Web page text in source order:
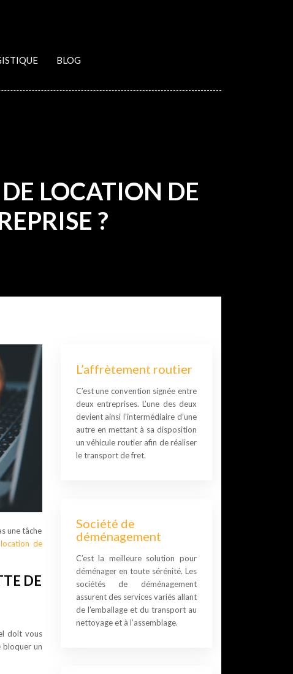
BLOG
LOCATION DE
?
une tâche
de
DE
doit vous
bloquer un
L’affrètement routier
C’est une convention signée entre
deux entreprises. L’une des deux
devient ainsi l’intermédiaire d’une
autre en mettant à sa disposition
un véhicule routier afin de réaliser
le transport de fret.
Société de
déménagement
C’est la meilleure solution pour
déménager en toute sérénité. Les
sociétés de déménagement
assurent des services variés allant
de l’emballage et du transport au
nettoyage et à l’assemblage.